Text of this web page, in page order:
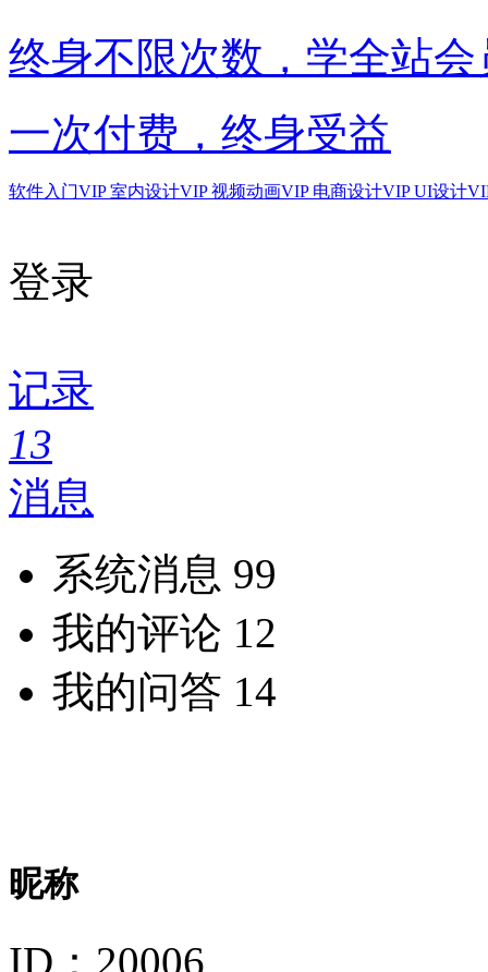
终身不限次数，学全站会
一次付费，终身受益
软件入门VIP 室内设计VIP 视频动画VIP 电商设计VIP UI设计
登录
记录
13
消息
系统消息 99
我的评论 12
我的问答 14
昵称
ID：20006